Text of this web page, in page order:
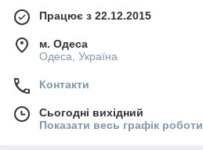
Працює з 22.12.2015
м. Одеса
Одеса, Україна
Контакти
Сьогодні вихідний
Показати весь графік роботи